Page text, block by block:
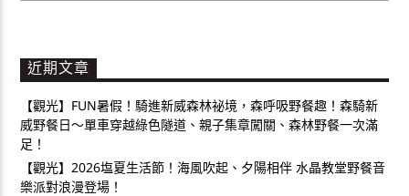
近期文章
【觀光】FUN暑假！騎進新威森林祕境，森呼吸野餐趣！森騎新
威野餐日～單車穿越綠色隧道、親子集章闖關、森林野餐一次滿
足！
【觀光】2026塩夏生活節！海風吹起、夕陽相伴 水晶教堂野餐音
樂派對浪漫登場！